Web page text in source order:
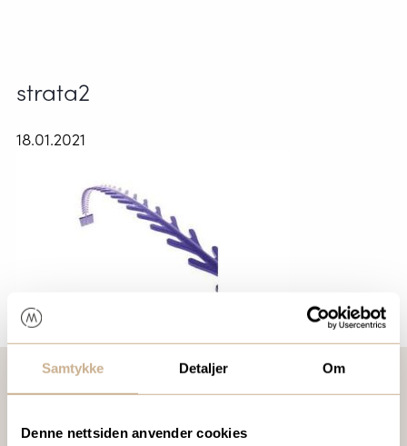
Samtykke Detaljer Om
Denne nettsiden anvender cookies
strata2
18.01.2021
VIL DU VITE MER OM VÅRE PRODUKTER?